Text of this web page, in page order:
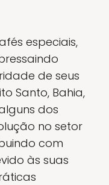
especiais,
de seus
Santo, Bahia,
dos
no setor
com
às suas